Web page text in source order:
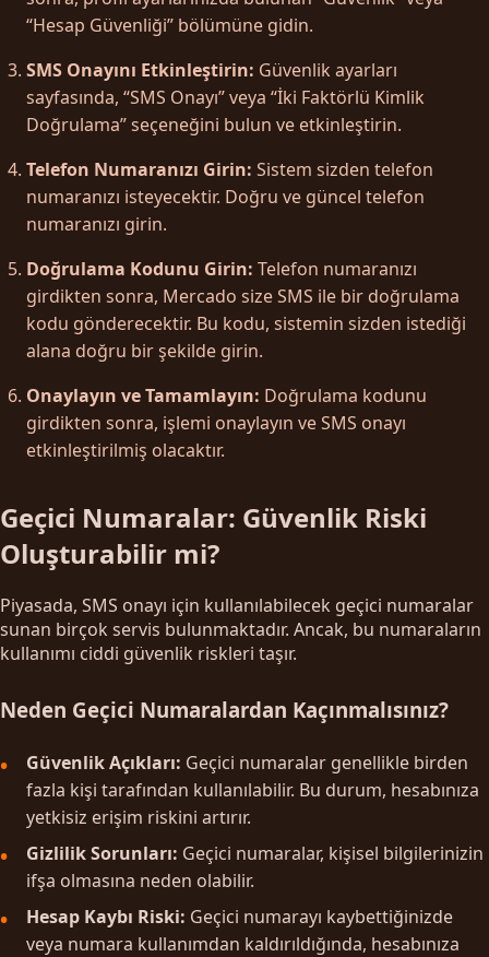
“Hesap Güvenliği” bölümüne gidin.
SMS Onayını Etkinleştirin: Güvenlik ayarları
sayfasında, “SMS Onayı” veya “İki Faktörlü Kimlik
Doğrulama” seçeneğini bulun ve etkinleştirin.
Telefon Numaranızı Girin: Sistem sizden telefon
numaranızı isteyecektir. Doğru ve güncel telefon
numaranızı girin.
Doğrulama Kodunu Girin: Telefon numaranızı
girdikten sonra, Mercado size SMS ile bir doğrulama
kodu gönderecektir. Bu kodu, sistemin sizden istediği
alana doğru bir şekilde girin.
Onaylayın ve Tamamlayın: Doğrulama kodunu
girdikten sonra, işlemi onaylayın ve SMS onayı
etkinleştirilmiş olacaktır.
Geçici Numaralar: Güvenlik Riski
Oluşturabilir mi?
Piyasada, SMS onayı için kullanılabilecek geçici numaralar
sunan birçok servis bulunmaktadır. Ancak, bu numaraların
kullanımı ciddi güvenlik riskleri taşır.
Neden Geçici Numaralardan Kaçınmalısınız?
Güvenlik Açıkları: Geçici numaralar genellikle birden
fazla kişi tarafından kullanılabilir. Bu durum, hesabınıza
yetkisiz erişim riskini artırır.
Gizlilik Sorunları: Geçici numaralar, kişisel bilgilerinizin
ifşa olmasına neden olabilir.
Hesap Kaybı Riski: Geçici numarayı kaybettiğinizde
veya numara kullanımdan kaldırıldığında, hesabınıza